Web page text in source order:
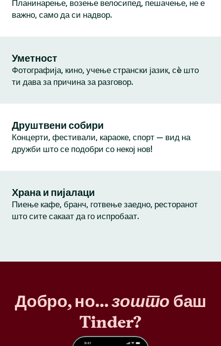
Планинарење, возење велосипед, пешачење, не е
важно, само да си надвор.
Уметност
Фотографија, кино, учење странски јазик, сè што
ти дава за причина за разговор.
Друштвени собири
Концерти, фестивали, караоке, спорт — вид на
дружби што се подобри со некој нов!
Храна и пијалаци
Пиење кафе, бранч, готвење заедно, ресторанот
што сите сакаат да го испробаат.
Добро, но…зошто баш
Tinder?